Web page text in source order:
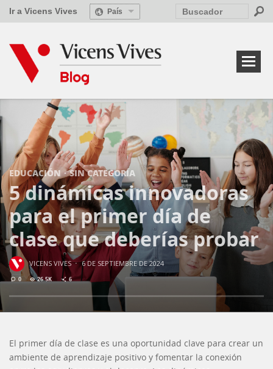
Ir a Vicens Vives País
EDUCACIÓN SIN CATEGORÍA
5 dinámicas innovadoras
para el primer día de
clase que deberías probar
VICENS VIVES · 6 DE SEPTIEMBRE DE 2024
0 26.5K 6
El primer día de clase es una oportunidad clave para crear un
ambiente de aprendizaje positivo y fomentar la conexión